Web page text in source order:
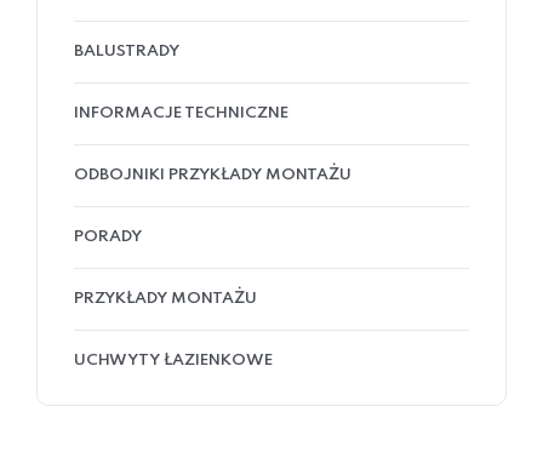
BALUSTRADY
INFORMACJE TECHNICZNE
ODBOJNIKI PRZYKŁADY MONTAŻU
PORADY
PRZYKŁADY MONTAŻU
UCHWYTY ŁAZIENKOWE